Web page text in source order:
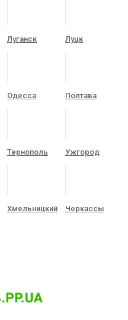
Луганск Луцк
Одесса Полтава
Тернополь Ужгород
Хмельницкий Черкассы